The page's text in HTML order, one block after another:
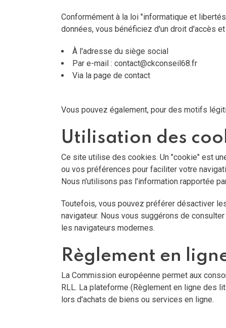
Conformément à la loi "informatique et
données, vous bénéficiez d'un droit d'accès
À l'adresse du siège social
Par e-mail : contact@ckconseil68.fr
Via la page de contact
Vous pouvez également, pour des motifs
Utilisation des
Ce site utilise des cookies. Un "cookie" est
ou vos préférences pour faciliter votre
Nous n'utilisons pas l'information rapportée
Toutefois, vous pouvez préférer désactiver
navigateur. Nous vous suggérons de
les navigateurs modernes.
Règlement en
La Commission européenne permet aux
RLL. La plateforme (Règlement en ligne des
lors d'achats de biens ou services en ligne.